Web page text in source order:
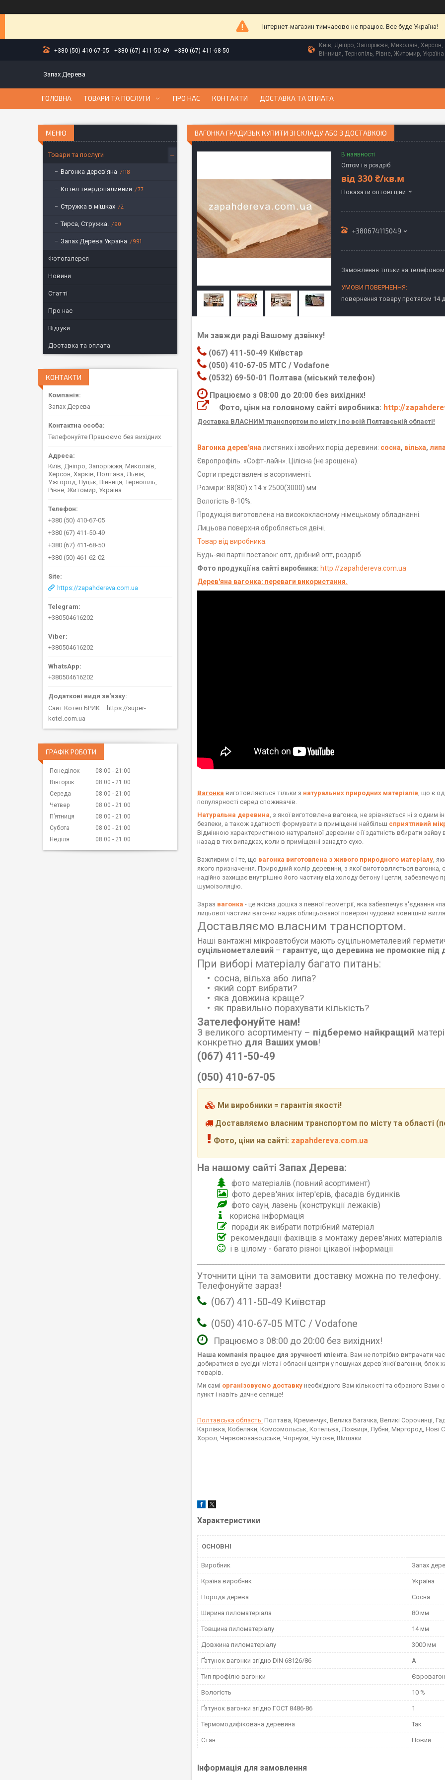
Інтернет-магазин тимчасово не працює. Все буде Україна!
+380 (50) 410-67-05 +380 (67) 411-50-49 +380 (67) 411-68-50
Київ, Дніпро, Запоріжжя, Миколаїв,
Вінниця, Тернопіль, Рівне, Житомир, Україна
Запах Дерева
ГОЛОВНА ТОВАРИ ТА ПОСЛУГИ ПРО НАС КОНТАКТИ ДОСТАВКА ТА ОПЛАТА
ВАГОНКА ГРАДИЗЬК КУПИТИ ЗІ СКЛАДУ АБО З ДОСТАВКОЮ
В наявності
Оптом і в роздріб
від 330 ₴/кв.м
Показати оптові ціни
+380674115049
Замовлення тільки за телефоном
повернення товару протягом 14
Ми завжди раді Вашому дзвінку!
(067) 411-50-49 Київстар
(050) 410-67-05 МТС / Vodafone
(0532) 69-50-01 Полтава (міський телефон)
Працюємо з 08:00 до 20:00 без вихідних!
Фото, ціни на головному сайті виробника: http://
Доставка ВЛАСНИМ транспортом по місту і по всій Полтавській області!
Вагонка дерев'яна листяних і хвойних порід деревини: сосна, вільха,
Європрофіль. «Софт-лайн». Цілісна (не зрощена).
Сорти представлені в асортименті.
Розміри: 88(80) х 14 х 2500(3000) мм
Вологість 8-10%.
Продукція виготовлена на висококласному німецькому обладнанні.
Лицьова поверхня обробляється двічі.
Товар від виробника
Будь-які партії поставок: опт, дрібний опт, роздріб.
Фото продукції на сайті виробника: http://zapahdereva.com.ua
Дерев'яна вагонка: переваги використання.
Вагонка виготовляється тільки з натуральних природних матеріалів, що є
популярності серед споживачів.
Натуральна деревина, з якої виготовлена вагонка, не зрівняється ні з
безпеки, а також здатності формувати в приміщенні найбільш сприятливий
Відмінною характеристикою натуральної деревини є її здатність вбирати
назад в тих випадках, коли в приміщенні занадто сухо.
Важливим є і те, що вагонка виготовлена з живого природного матеріалу,
якого призначення. Природний колір деревини, з якої виготовляється
надійно захищає внутрішню його частину від холоду бетону і цегли,
шумоізоляцію.
Зараз вагонка - це якісна дошка з певної геометрії, яка забезпечує з'єднання
лицьової частини вагонки надає облицьованої поверхні чудовий зовнішній
Доставляємо власним транспортом.
Наші вантажні мікроавтобуси мають суцільнометалевий
суцільнометалевий – гарантує, що деревина не промокне під
При виборі матеріалу багато питань:
сосна, вільха або липа?
який сорт вибрати?
яка довжина краще?
як правильно порахувати кількість?
Зателефонуйте нам!
З великого асортименту – підберемо найкращий
конкретно для Ваших умов!
(067) 411-50-49
(050) 410-67-05
Ми виробники = гарантія якості!
Доставляємо власним транспортом по місту та області (по
Фото, ціни на сайті: zapahdereva.com.ua
На нашому сайті Запах Дерева:
фото матеріалів (повний асортимент)
фото дерев'яних інтер'єрів, фасадів будинків
фото саун, лазень (конструкції лежаків)
корисна інформація
поради як вибрати потрібний матеріал
рекомендації фахівців з монтажу дерев'яних матеріалів
і в цілому - багато різної цікавої інформації
Уточнити ціни та замовити доставку можна по телефону.
Телефонуйте зараз!
(067) 411-50-49 Київстар
(050) 410-67-05 МТС / Vodafone
Працюємо з 08:00 до 20:00 без вихідних!
Наша компанія працює для зручності клієнта. Вам не потрібно витрачати
добиратися в сусідні міста і обласні центри у пошуках дерев'яної вагонки, блок
товарів.
Ми самі організовуємо доставку необхідного Вам кількості та обраного
пункт і навіть дачне селище!
Полтавська область: Полтава, Кременчук, Велика Багачка, Великі Сорочинці,
Карлівка, Кобеляки, Комсомольськ, Котельва, Лохвиця, Лубни, Миргород, Нові
Хорол, Червонозаводське, Чорнухи, Чутове, Шишаки
Характеристики
ОСНОВНІ
Виробник Запах
Країна виробник Україна
Порода дерева Сосна
Ширина пиломатеріала 80 мм
Товщина пиломатеріалу 14 мм
Довжина пиломатеріалу 3000 мм
Ґатунок вагонки згідно DIN 68126/86 А
Тип профілю вагонки
Вологість 10 %
Ґатунок вагонки згідно ГОСТ 8486-86 1
Термомодифікована деревина Так
Стан Новий
Інформація для замовлення
Товари та послуги
Вагонка дерев'яна 118
Котел твердопаливний 77
Стружка в мішках 2
Тирса, Стружка. 90
Запах Дерева Україна 991
Фотогалерея
Новини
Статті
Про нас
Відгуки
Доставка та оплата
КОНТАКТИ
Запах Дерева
Телефонуйте Працюємо без вихідних
Київ, Дніпро, Запоріжжя, Миколаїв,
Херсон, Харків, Полтава, Львів,
Ужгород, Луцьк, Вінниця, Тернопіль,
Рівне, Житомир, Україна
+380 (50) 410-67-05
+380 (67) 411-50-49
+380 (67) 411-68-50
+380 (50) 461-62-02
https://zapahdereva.com.ua
+380504616202
+380504616202
+380504616202
Сайт Котел БРИК
https://super-
kotel.com.ua
ГРАФІК РОБОТИ
Понеділок 08:00
21:00
Вівторок
08:00
21:00
Середа
08:00
21:00
Четвер
08:00
21:00
Пʼятниця
08:00
21:00
Субота
08:00
21:00
Неділя
08:00 21:00